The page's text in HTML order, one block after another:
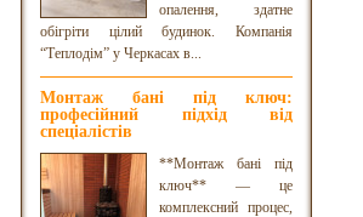
опалення, здатне
обігріти цілий будинок. Компанія
“Теплодім” у Черкасах в...
Монтаж бані під ключ:
професійний підхід від
спеціалістів
**Монтаж бані під
ключ** — це
комплексний процес,